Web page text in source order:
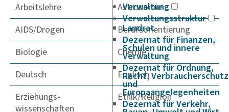
Verwaltung
Verwaltungsstruktur
Landrat
Dezernat für Finanzen,
Schulen und innere
Verwaltung
Dezernat für Ordnung,
Recht, Verbraucherschutz
und
Europaangelegenheiten
Dezernat für Verkehr,
Arbeitslehre
Astronomie
AIDS/Drogen
Berufsorientierung
Biologie
Chemie
Deutsch
Englisch
Erziehungs-
wissenschaften
Ethik/Religion